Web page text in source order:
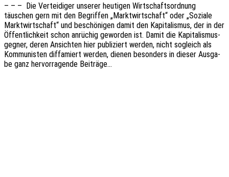
– – – Die Vertei­di­ger unse­rer heuti­gen Wirt­schafts­ord­nung
täuschen gern mit den Begrif­fen „Markt­wirt­schaft“ oder „Sozia­le
Markt­wirt­schaft“ und beschö­ni­gen damit den Kapi­ta­lis­mus, der in der
Öffent­lich­keit schon anrü­chig gewor­den ist. Damit die Kapi­ta­lis­mus­
geg­ner, deren Ansich­ten hier publi­ziert werden, nicht sogleich als
Kommu­nis­ten diffa­miert werden, dienen beson­ders in dieser Ausga­
be ganz hervor­ra­gen­de Beiträge…